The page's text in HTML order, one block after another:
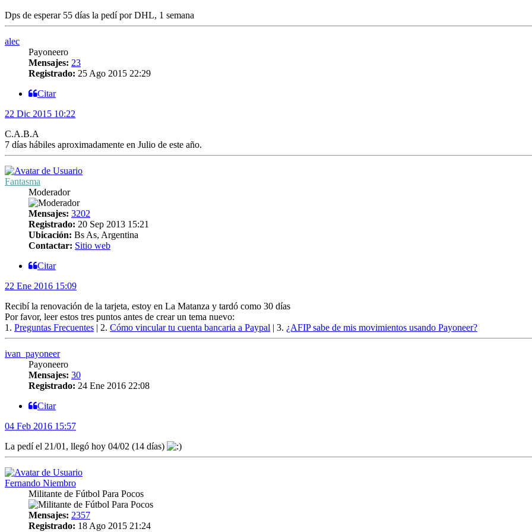
Dps de esperar 55 días la pedí por DHL, 1 semana
alec
Payoneero
Mensajes: 23
Registrado: 25 Ago 2015 22:29
Citar
22 Dic 2015 10:22
C.A.B.A
7 días hábiles aproximadamente en Julio de este año.
Fantasma
Moderador
Mensajes: 3202
Registrado: 20 Sep 2013 15:21
Ubicación: Bs As, Argentina
Contactar: Sitio web
Citar
22 Ene 2016 15:09
Recibí la renovación de la tarjeta, estoy en La Matanza y tardó como 30 días
Por favor, leer estos tres puntos antes de crear un tema nuevo:
1. Preguntas Frecuentes | 2. Cómo vincular tu cuenta bancaria a Paypal | 3. ¿AFIP sabe de mis movimientos usando Payoneer?
ivan_payoneer
Payoneero
Mensajes: 30
Registrado: 24 Ene 2016 22:08
Citar
04 Feb 2016 15:57
La pedí el 21/01, llegó hoy 04/02 (14 días)
Fernando Niembro
Militante de Fútbol Para Pocos
Mensajes: 2357
Registrado: 18 Ago 2015 21:24